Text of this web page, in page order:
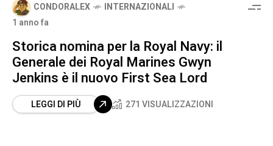
CONDORALEX
INTERNAZIONALI
1 anno fa
Storica nomina per la Royal Navy: il
Generale dei Royal Marines Gwyn
Jenkins è il nuovo First Sea Lord
LEGGI DI PIÙ 271 VISUALIZZAZIONI